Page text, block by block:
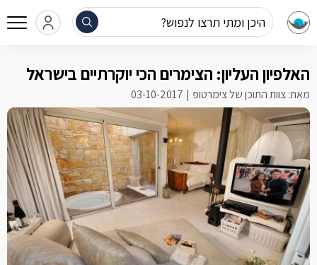
היכן ומתי תרצו לנפוש?
האלפיון העליון: הצימרים הכי יוקרתיים בישראל
מאת: צוות התוכן של צימרטופ 03-10-2017